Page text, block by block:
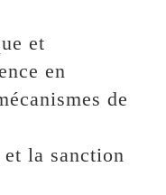
et
en
de
et la sanction